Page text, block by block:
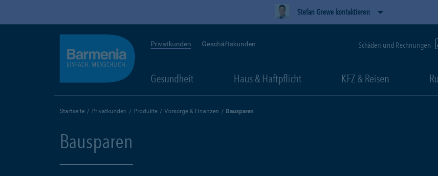
Stefan Grewe kontaktieren
Privatkunden Geschäftskunden Schäden und Rechnungen
Gesundheit Haus & Haftpflicht KFZ & Reisen
Startseite Privatkunden Produkte Vorsorge & Finanzen Bausparen
Bausparen